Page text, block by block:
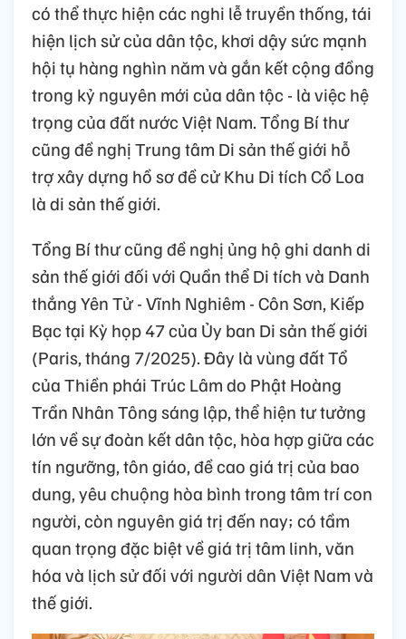
có thể thực hiện các nghi lễ truyền thống, tái
hiện lịch sử của dân tộc, khơi dậy sức mạnh
hội tụ hàng nghìn năm và gắn kết cộng đồng
trong kỷ nguyên mới của dân tộc - là việc hệ
trọng của đất nước Việt Nam. Tổng Bí thư
cũng đề nghị Trung tâm Di sản thế giới hỗ
trợ xây dựng hồ sơ đề cử Khu Di tích Cổ Loa
là di sản thế giới.
Tổng Bí thư cũng đề nghị ủng hộ ghi danh di
sản thế giới đối với Quần thể Di tích và Danh
thắng Yên Tử - Vĩnh Nghiêm - Côn Sơn, Kiếp
Bạc tại Kỳ họp 47 của Ủy ban Di sản thế giới
(Paris, tháng 7/2025). Đây là vùng đất Tổ
của Thiền phái Trúc Lâm do Phật Hoàng
Trần Nhân Tông sáng lập, thể hiện tư tưởng
lớn về sự đoàn kết dân tộc, hòa hợp giữa các
tín ngưỡng, tôn giáo, đề cao giá trị của bao
dung, yêu chuộng hòa bình trong tâm trí con
người, còn nguyên giá trị đến nay; có tầm
quan trọng đặc biệt về giá trị tâm linh, văn
hóa và lịch sử đối với người dân Việt Nam và
thế giới.